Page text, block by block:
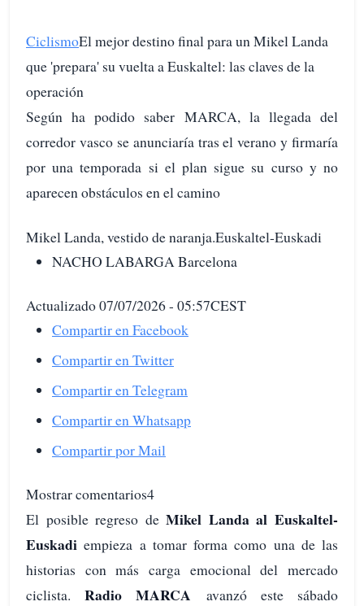
CiclismoEl mejor destino final para un Mikel Landa
que 'prepara' su vuelta a Euskaltel: las claves de la
operación
Según ha podido saber MARCA, la llegada del
corredor vasco se anunciaría tras el verano y firmaría
por una temporada si el plan sigue su curso y no
aparecen obstáculos en el camino
Mikel Landa, vestido de naranja.Euskaltel-Euskadi
NACHO LABARGA Barcelona
Actualizado 07/07/2026 - 05:57CEST
Compartir en Facebook
Compartir en Twitter
Compartir en Telegram
Compartir en Whatsapp
Compartir por Mail
Mostrar comentarios4
El posible regreso deMikel Landa al Euskaltel-
Euskadi empieza a tomar forma como una de las
historias con más carga emocional del mercado
ciclista. Radio MARCA avanzó este sábado